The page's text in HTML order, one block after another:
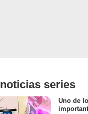
series
Uno de